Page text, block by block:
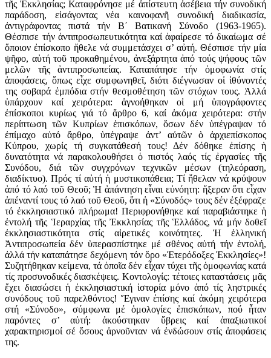
τῆς Ἐκκλησίας; Καταφρόνησε μέ ἀπίστευτη ἀσέβεια τήν συνοδική
παράδοση, εἰσάγοντας νέα καινοφανῆ συνοδική διαδικασία,
ἀντιγράφοντας πιστά τήν Β΄ Βατικανή Σύνοδο (1963-1965).
Θέσπισε τήν ἀντιπροσωπευτικότητα καί ἀφαίρεσε τό δικαίωμα σέ
ὅποιον ἐπίσκοπο ἤθελε νά συμμετάσχει σ’ αὐτή. Θέσπισε τήν μία
ψῆφο, αὐτή τοῦ προκαθημένου, ἀνεξάρτητα ἀπό τούς ψήφους τῶν
μελῶν τῆς ἀντιπροσωπείας. Καταπάτησε τήν ὁμοφωνία στίς
ἀποφάσεις, ὄπως εἶχε συμφωνηθεῖ, διότι διέγνωσαν οἱ ἰθύνοντές
της σοβαρά ἐμπόδια στήν θεσμοθέτηση τῶν στόχων τους. Ἀλλά
ὑπάρχουν καί χειρότερα: ἀγνοήθηκαν οἱ μή ὑπογράφοντες
ἐπίσκοποι κυρίως γιά τό ἄρθρο 6, καί ἀκόμα χειρότερα: στήν
περίπτωση τῶν Κυπρίων ἐπισκόπων, ὅσων δέν ὑπέγραψαν τό
ἐπίμαχο αὐτό ἄρθρο, ὑπέγραψε ἀντ’ αὐτῶν ὁ ἀρχιεπίσκοπος
Κύπρου, χωρίς τή συγκατάθεσή τους! Δέν δόθηκε ἐπίσης ἡ
δυνατότητα νά παρακολουθήσει ὁ πιστός λαός τίς ἐργασίες τῆς
Συνόδου, διά τῶν συγχρόνων τεχνικῶν μέσων (τηλεόραση,
διαδίκτυο). Πρός τί αὐτή ἡ μυστικοπάθεια; Τί ἤθελαν νά κρύψουν
ἀπό τό λαό τοῦ Θεοῦ; Ἡ ἀπάντηση εἶναι εὐνόητη: ἤξεραν ὅτι εἶχαν
ἀπέναντί τους τό λαό τοῦ Θεοῦ, ὅτι ἡ «Σύνοδός» τους δέν ἐξέφραζε
τό ἐκκλησιαστικό πλήρωμα! Περιφρονήθηκε καί παραβιάστηκε ἡ
ἐντολή τῆς Ἱεραρχίας τῆς Ἐκκλησίας τῆς Ἑλλάδος, νά μήν δοθεῖ
ἐκκλησιαστικότητα στίς αἱρετικές κοινότητες. Ἡ ἑλληνική
Ἀντιπροσωπεία δέν ὑπερασπίστηκε μέ σθένος αὐτή τήν ἐντολή,
ἀλλά τήν καταπάτησε δεχόμενη τόν ὅρο «Ἑτερόδοξες Ἐκκλησίες»!
Συζητήθηκαν κείμενα, τά ὁποῖα δέν εἶχαν τύχει τῆς ὁμοφωνίας κατά
τίς προσυνοδικές διασκέψεις. Κοντολογίς: τέτοιες καταστάσεις μᾶς
ἔχει διασώσει ἡ ἐκκλησιαστική ἱστορία μόνο ἀπό τίς ληστρικές
συνόδους τοῦ παρελθόντος! Ἔγιναν ἐπίσης καί ἀκόμη χειρότερα
στή «Σύνοδο», σύμφωνα μέ ὁμολογίες ἐπισκόπων, πού ἦταν
παρόντες σ’ αὐτή: ἀκούστηκαν ὕβρεις καί ἀπαξιωτικοί
χαρακτηρισμοί σέ ὅσους ἀρνοῦνταν νά ἐνδώσουν στίς ἀποφάσεις
της.